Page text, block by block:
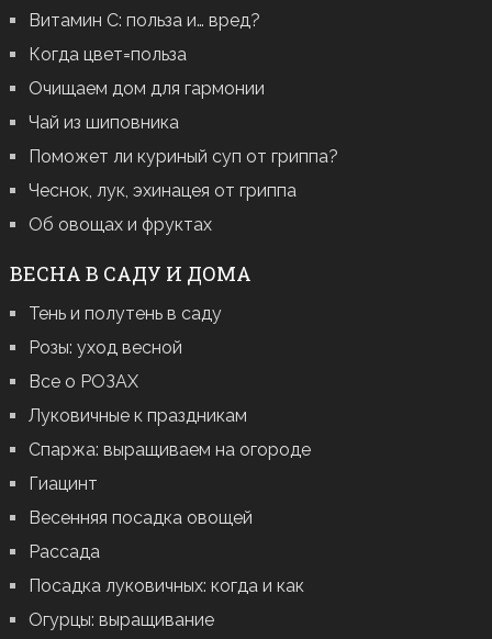
Витамин С: польза и… вред?
Когда цвет=польза
Очищаем дом для гармонии
Чай из шиповника
Поможет ли куриный суп от гриппа?
Чеснок, лук, эхинацея от гриппа
Об овощах и фруктах
ВЕСНА В САДУ И ДОМА
Тень и полутень в саду
Розы: уход весной
Все о РОЗАХ
Луковичные к праздникам
Спаржа: выращиваем на огороде
Гиацинт
Весенняя посадка овощей
Рассада
Посадка луковичных: когда и как
Огурцы: выращивание